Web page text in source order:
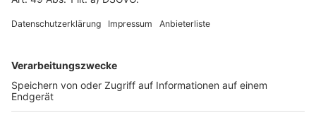
Services
Bauprojekt-Quiz
Häuser-Suche